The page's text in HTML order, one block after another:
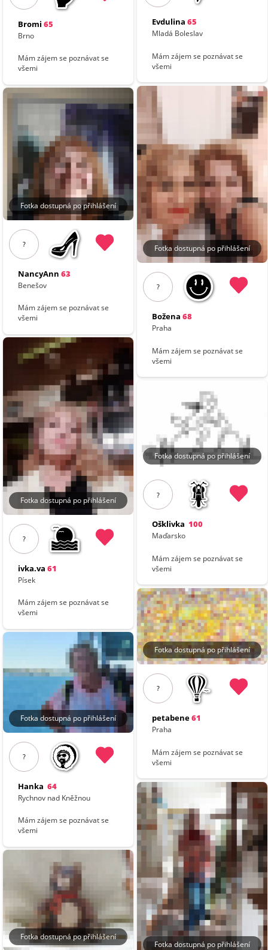
Bromi 65
Brno
Mám zájem se poznávat se
všemi
Fotka dostupná po přihlášení
?
NancyAnn 63
Benešov
Mám zájem se poznávat se
všemi
Fotka dostupná po přihlášení
?
ivka.va 61
Písek
Mám zájem se poznávat se
všemi
Fotka dostupná po přihlášení
?
Hanka 64
Rychnov nad Kněžnou
Mám zájem se poznávat se
všemi
Fotka dostupná po přihlášení
Evdulina 65
Mladá Boleslav
Mám zájem se poznávat se
všemi
Fotka dostupná po přihlášení
?
Božena 68
Praha
Mám zájem se poznávat se
všemi
Fotka dostupná po přihlášení
?
Ošklivka 100
Maďarsko
Mám zájem se poznávat se
všemi
Fotka dostupná po přihlášení
?
petabene61
Praha
Mám zájem se poznávat se
všemi
Fotka dostupná po přihlášení